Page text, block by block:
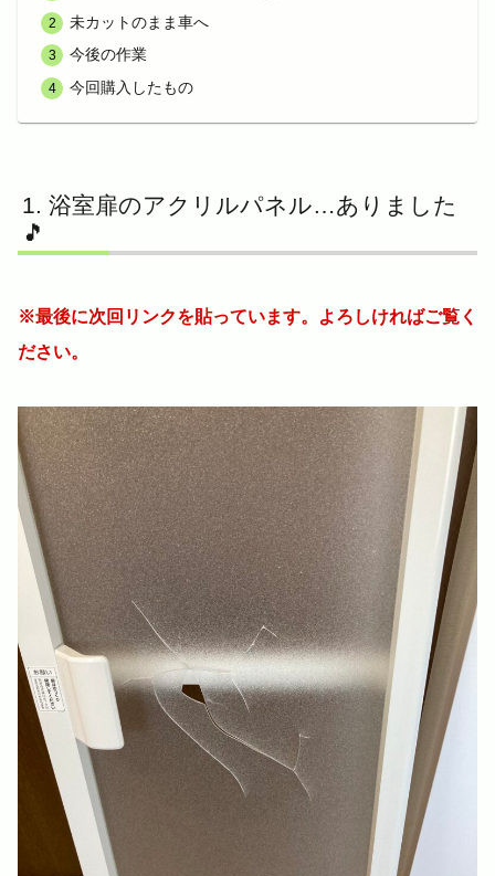
未カットのまま車へ
今後の作業
今回購入したもの
浴室扉のアクリルパネル…ありました
🎵
※最後に次回リンクを貼っています。よろしければご覧く
ださい。